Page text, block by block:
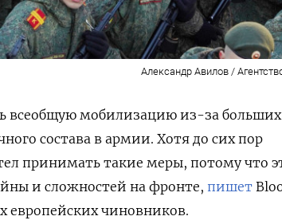
Александр Авилов /
всеобщую мобилизацию из-за
состава в армии. Хотя до сих пор
принимать такие меры, потому что
и сложностей на фронте, пишет
европейских чиновников.